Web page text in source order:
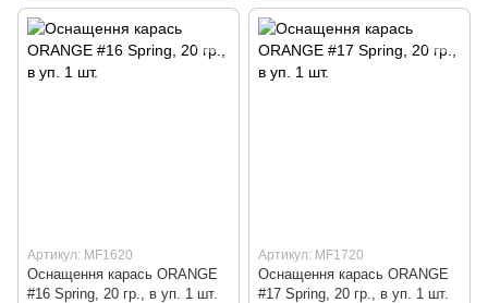
Артикул: MF1620
Оснащення карась ORANGE
#16 Spring, 20 гр., в уп. 1 шт.
Артикул: MF1720
Оснащення карась ORANGE
#17 Spring, 20 гр., в уп. 1 шт.